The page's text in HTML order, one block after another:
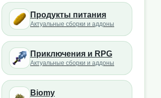
Продукты питания
Актуальные сборки и аддоны
Приключения и RPG
Актуальные сборки и аддоны
Biomy